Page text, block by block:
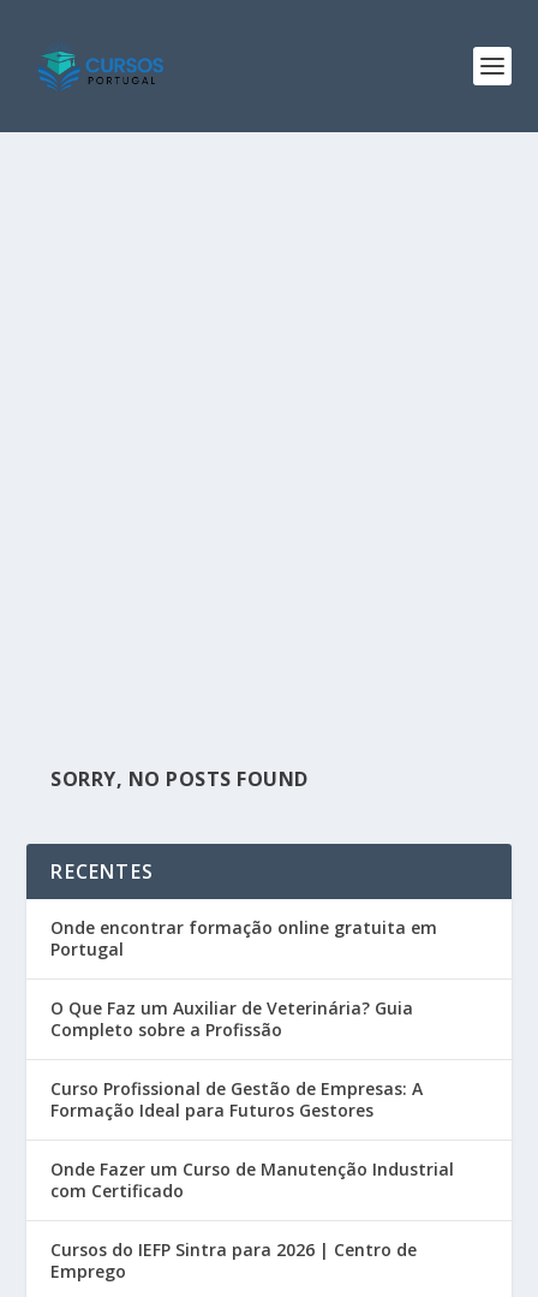
SORRY, NO POSTS FOUND
RECENTES
Onde encontrar formação online gratuita em
Portugal
O Que Faz um Auxiliar de Veterinária? Guia
Completo sobre a Profissão
Curso Profissional de Gestão de Empresas: A
Formação Ideal para Futuros Gestores
Onde Fazer um Curso de Manutenção Industrial
com Certificado
Cursos do IEFP Sintra para 2026 | Centro de
Emprego